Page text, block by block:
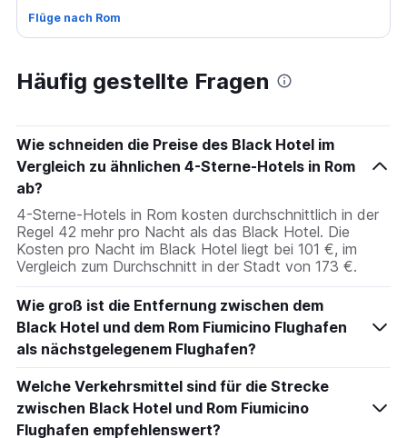
Flüge nach Rom
Häufig gestellte Fragen
Wie schneiden die Preise des Black Hotel im
Vergleich zu ähnlichen 4-Sterne-Hotels in Rom
ab?
4-Sterne-Hotels in Rom kosten durchschnittlich in der
Regel 42 mehr pro Nacht als das Black Hotel. Die
Kosten pro Nacht im Black Hotel liegt bei 101 €, im
Vergleich zum Durchschnitt in der Stadt von 173 €.
Wie groß ist die Entfernung zwischen dem
Black Hotel und dem Rom Fiumicino Flughafen
als nächstgelegenem Flughafen?
Welche Verkehrsmittel sind für die Strecke
zwischen Black Hotel und Rom Fiumicino
Flughafen empfehlenswert?